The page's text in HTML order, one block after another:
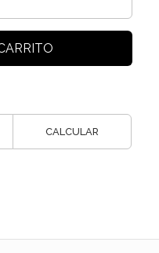
CALCULAR